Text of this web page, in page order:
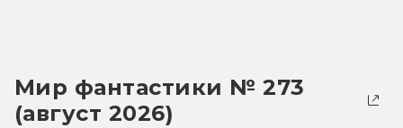
Мир фантастики № 273
(август 2026)